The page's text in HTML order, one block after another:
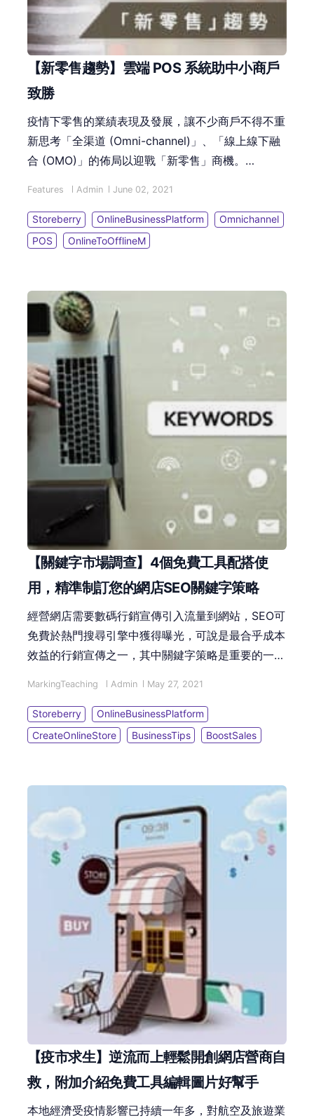
【新零售趨勢】雲端 POS 系統助中小商戶
致勝
疫情下零售的業績表現及發展，讓不少商戶不得不重
新思考「全渠道 (Omni-channel)」、「線上線下融
合 (OMO)」的佈局以迎戰「新零售」商機。
店及網店庫存管理、線上線下顧客資料同步更新，滿
足現今顧客「新零售」消費模式。
Features Admin June 02, 2021
Storeberry OnlineBusinessPlatform
Omnichannel
POS
OnlineToOfflineM
【關鍵字市場調查】4個免費工具配搭使
用，精準制訂您的網店SEO關鍵字策略
經營網店需要數碼行銷宣傳引入流量到網站，SEO可
免費於熱門搜尋引擎中獲得曝光，可說是最合乎成本
效益的行銷宣傳之一，其中關鍵字策略是重要的一
鍵字調查免費工具，以實例利用工具一步步挑選合適
的SEO關鍵字！
MarkingTeaching Admin May 27, 2021
Storeberry
OnlineBusinessPlatform
CreateOnlineStore
BusinessTips BoostSales
【疫市求生】逆流而上輕鬆開創網店營商自
救，附加介紹免費工具編輯圖片好幫手
本地經濟受疫情影響已持續一年多，對航空及旅遊業